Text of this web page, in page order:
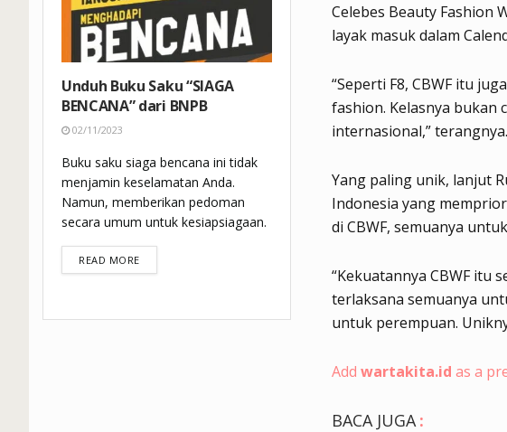
Celebes Beauty Fashion
layak masuk dalam
“Seperti F8, CBWF itu
fashion. Kelasnya bukan
internasional,” terangnya.
Yang paling unik, lanjut
Indonesia yang
di CBWF, semuanya
“Kekuatannya CBWF itu
terlaksana semuanya
untuk perempuan.
Add wartakita.id as a
BACA JUGA :
Unduh Buku Saku “SIAGA
BENCANA” dari BNPB
02/11/2023
Buku saku siaga bencana ini tidak
menjamin keselamatan Anda.
Namun, memberikan pedoman
secara umum untuk kesiapsiagaan.
READ MOREDETAILS